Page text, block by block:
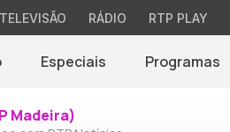
TELEVISÃO RÁDIO RTP PLAY
Especiais Programas
Madeira)